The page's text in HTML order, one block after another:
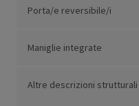
Porta/e reversibile/i
Maniglie integrate
Altre descrizioni strutturali